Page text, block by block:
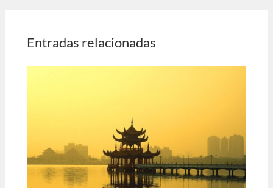
Entradas relacionadas